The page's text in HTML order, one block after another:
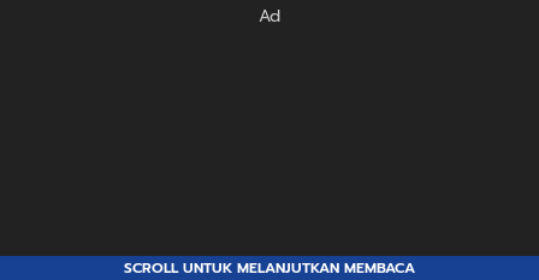
Ad
SCROLL UNTUK MELANJUTKAN MEMBACA